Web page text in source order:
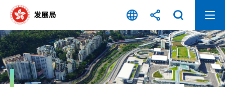
容
开
始